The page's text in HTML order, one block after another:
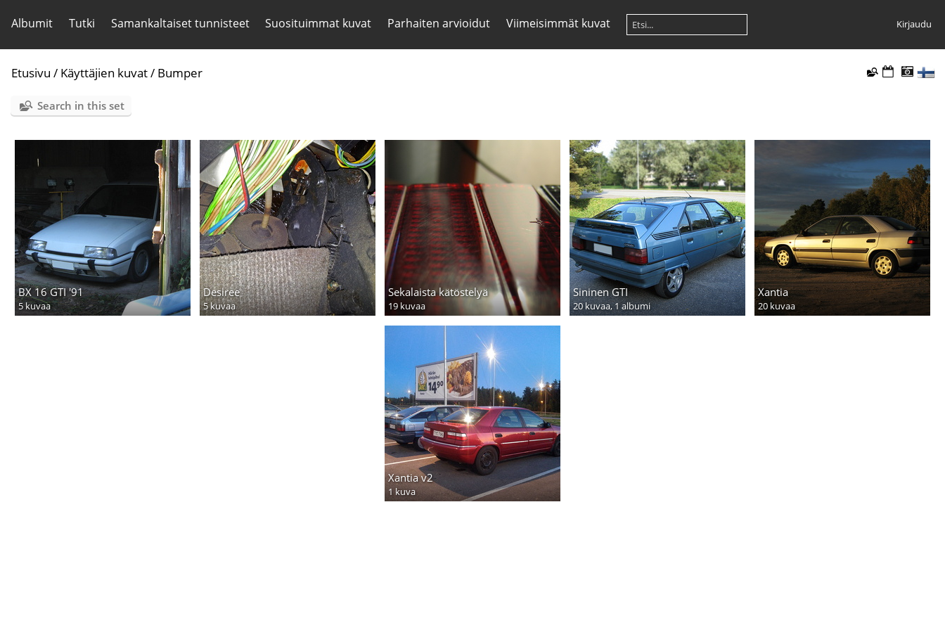
Albumit Tutki Samankaltaiset tunnisteet Suosituimmat kuvat Parhaiten arvioidut Viimeisimmät kuvat Kirjaudu
Etusivu / Käyttäjien kuvat/ Bumper
Search in this set
BX 16 GTI '91
5 kuvaa
Desiree
5 kuvaa
Sekalaista kätöstelyä
19 kuvaa
Sininen GTI
20 kuvaa,1 albumi
Xantia
20 kuvaa
Xantia v2
1 kuva